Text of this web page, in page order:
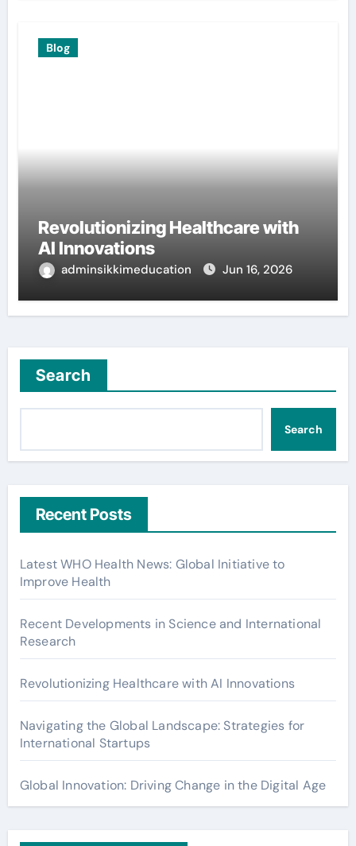
Blog
Revolutionizing Healthcare with
AI Innovations
adminsikkimeducation Jun 16, 2026
Search
Search
Recent Posts
Latest WHO Health News: Global Initiative to
Improve Health
Recent Developments in Science and International
Research
Revolutionizing Healthcare with AI Innovations
Navigating the Global Landscape: Strategies for
International Startups
Global Innovation: Driving Change in the Digital Age